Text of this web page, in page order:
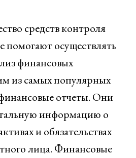
средств контроля
помогают осуществлять
финансовых
из самых популярных
отчеты. Они
информацию о
и обязательствах
лица. Финансовые